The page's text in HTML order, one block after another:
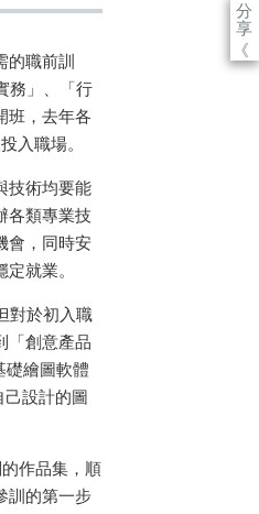
分
享
《
的職前訓
務」、「行
班，去年各
入職場。
技術均要能
各類專業技
會，同時安
就業。
對於初入職
「創意產品
礎繪圖軟體
設計的圖
作品集，順
訓的第一步